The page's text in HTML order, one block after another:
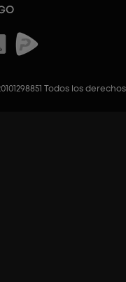
Todos los derechos